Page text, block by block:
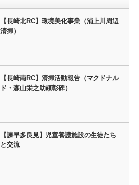
【長崎北RC】環境美化事業（浦上川周辺
清掃）
【長崎南RC】清掃活動報告（マクドナル
ド・森山栄之助顕彰碑）
【諫早多良見】児童養護施設の生徒たち
と交流